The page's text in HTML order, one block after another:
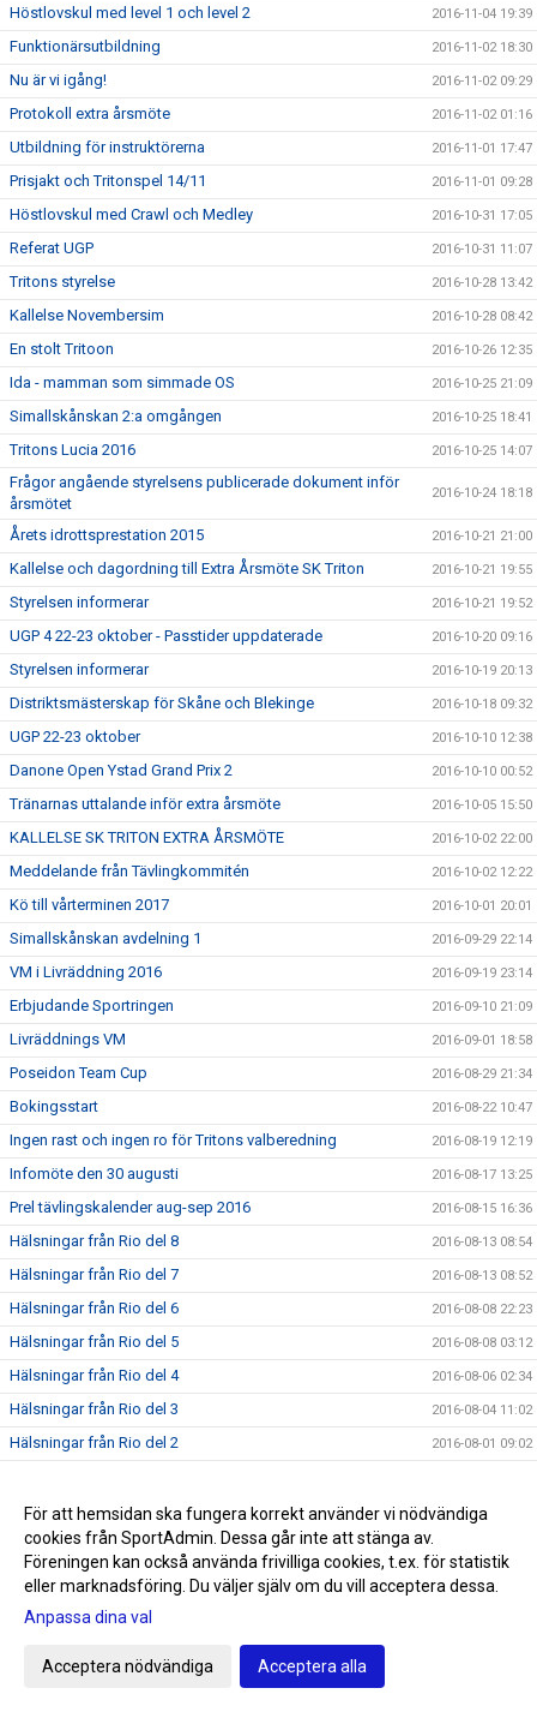
Höstlovskul med level 1 och level 2 2016-11-04 19:39
Funktionärsutbildning 2016-11-02 18:30
Nu är vi igång! 2016-11-02 09:29
Protokoll extra årsmöte 2016-11-02 01:16
Utbildning för instruktörerna 2016-11-01 17:47
Prisjakt och Tritonspel 14/11 2016-11-01 09:28
Höstlovskul med Crawl och Medley 2016-10-31 17:05
Referat UGP 2016-10-31 11:07
Tritons styrelse 2016-10-28 13:42
Kallelse Novembersim 2016-10-28 08:42
En stolt Tritoon 2016-10-26 12:35
Ida - mamman som simmade OS 2016-10-25 21:09
Simallskånskan 2:a omgången 2016-10-25 18:41
Tritons Lucia 2016 2016-10-25 14:07
Frågor angående styrelsens publicerade dokument inför
årsmötet
2016-10-24 18:18
Årets idrottsprestation 2015 2016-10-21 21:00
Kallelse och dagordning till Extra Årsmöte SK Triton 2016-10-21 19:55
Styrelsen informerar 2016-10-21 19:52
UGP 4 22-23 oktober - Passtider uppdaterade 2016-10-20 09:16
Styrelsen informerar 2016-10-19 20:13
Distriktsmästerskap för Skåne och Blekinge 2016-10-18 09:32
UGP 22-23 oktober 2016-10-10 12:38
Danone Open Ystad Grand Prix 2 2016-10-10 00:52
Tränarnas uttalande inför extra årsmöte 2016-10-05 15:50
KALLELSE SK TRITON EXTRA ÅRSMÖTE 2016-10-02 22:00
Meddelande från Tävlingkommitén 2016-10-02 12:22
Kö till vårterminen 2017 2016-10-01 20:01
Simallskånskan avdelning 1 2016-09-29 22:14
VM i Livräddning 2016 2016-09-19 23:14
Erbjudande Sportringen 2016-09-10 21:09
Livräddnings VM 2016-09-01 18:58
Poseidon Team Cup 2016-08-29 21:34
Bokingsstart 2016-08-22 10:47
Ingen rast och ingen ro för Tritons valberedning 2016-08-19 12:19
Infomöte den 30 augusti 2016-08-17 13:25
Prel tävlingskalender aug-sep 2016 2016-08-15 16:36
Hälsningar från Rio del 8 2016-08-13 08:54
Hälsningar från Rio del 7 2016-08-13 08:52
Hälsningar från Rio del 6 2016-08-08 22:23
Hälsningar från Rio del 5 2016-08-08 03:12
Hälsningar från Rio del 4 2016-08-06 02:34
Hälsningar från Rio del 3 2016-08-04 11:02
Hälsningar från Rio del 2 2016-08-01 09:02
SNART OLYMPISKA SOMMARSPELEN 2016 2016-07-24 11:59
Triton i radio 2016-07-20 13:00
Sommarrea på Sportringen 2016-07-12 22:19
SM/JSM dag 5
SM/JSM dag4
För att hemsidan ska fungera korrekt använder vi nödvändiga
cookies från SportAdmin. Dessa går inte att stänga av.
Föreningen kan också använda frivilliga cookies, t.ex. för statistik
eller marknadsföring. Du väljer själv om du vill acceptera dessa.
Anpassa dina val
Acceptera nödvändiga Acceptera alla